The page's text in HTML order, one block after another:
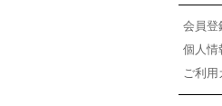
会員登
個人情
ご利用